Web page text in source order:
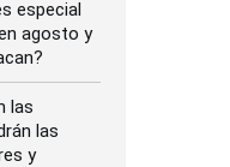
especial
agosto y
las
las
y